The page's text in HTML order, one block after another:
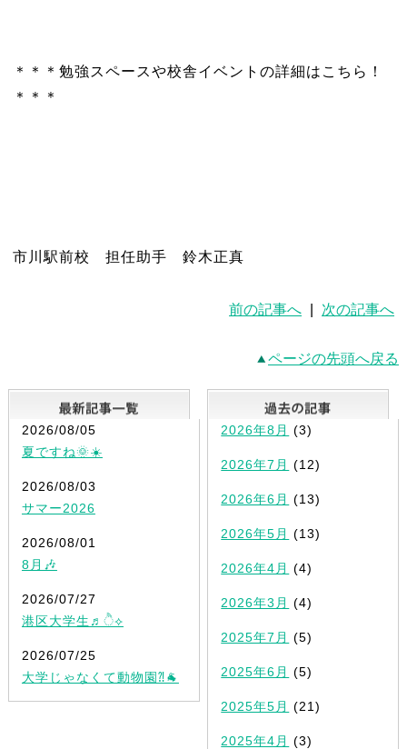
＊＊＊勉強スペースや校舎イベントの詳細はこちら！
＊＊＊
市川駅前校 担任助手 鈴木正真
前の記事へ 次の記事へ
ページの先頭へ戻る
最新記事一覧
2026/08/05
夏ですね🌞☀️
2026/08/03
サマー2026
2026/08/01
8月🎶
2026/07/27
港区大学生♬ੈ⟡
2026/07/25
大学じゃなくて動物園⁈🐐
2026年8月 (3)
2026年7月 (12)
2026年6月 (13)
2026年5月 (13)
2026年4月 (4)
2026年3月 (4)
2025年7月 (5)
2025年6月 (5)
2025年5月 (21)
2025年4月 (3)